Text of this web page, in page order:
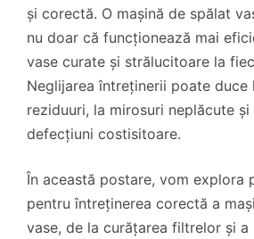
și corectă. O mașină de spălat
nu doar că funcționează mai
vase curate și strălucitoare la
Neglijarea întreținerii poate duce
reziduuri, la mirosuri neplăcute și
defecțiuni costisitoare.
În această postare, vom explora
pentru întreținerea corectă a
vase, de la curățarea filtrelor și